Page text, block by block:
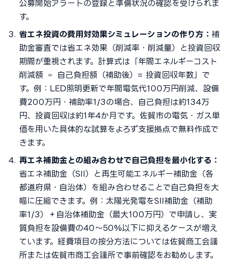
公募開始アラートの登録と準備状況の確認を受けられま
す。
省エネ投資の費用対効果シミュレーションの作り方： 補
助金審査では省エネ効果（削減率・削減量）と投資回収
期間が重視されます。計算式は「年間エネルギーコスト
削減額 ÷ 自己負担額（補助後）= 投資回収年数」で
す。例：LED照明更新で年間電気代100万円削減、設備
費200万円・補助率1/3の場合、自己負担は約134万
円、投資回収は約1年4か月です。佐賀市の電気・ガス単
価を用いた具体的な試算をよろず支援拠点で無料作成で
きます。
再エネ補助金との組み合わせで自己負担を最小化する：
省エネ補助金（SII）と再生可能エネルギー補助金（各
都道府県・自治体）を組み合わせることで自己負担を大
幅に圧縮できます。例：太陽光発電をSII補助金（補助
率1/3）＋自治体補助金（最大100万円）で申請し、実
質負担を設備費の40〜50%以下に抑えるケースが増え
ています。経費項目の按分方法については佐賀商工会議
所または佐賀市商工会議所で事前確認をお勧めします。